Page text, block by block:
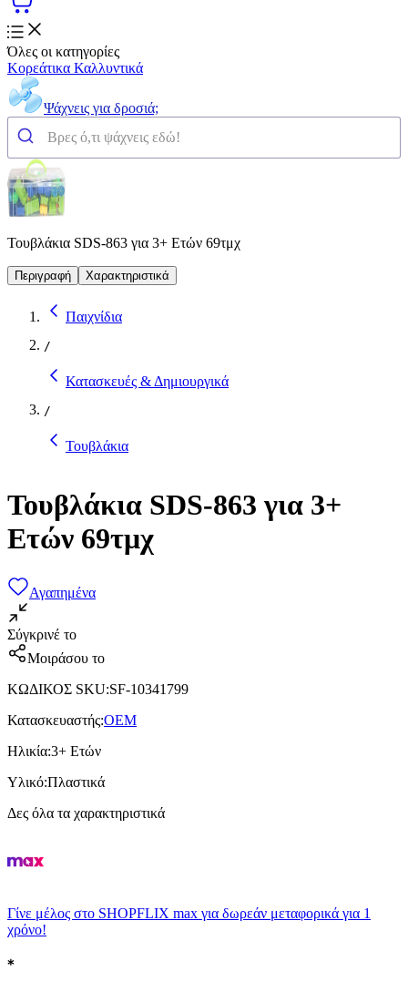
Όλες οι κατηγορίες
Κορεάτικα Καλλυντικά
Ψάχνεις για δροσιά;
Τουβλάκια SDS-863 για 3+ Ετών 69τμχ
Περιγραφή Χαρακτηριστικά
Παιχνίδια
/
Κατασκευές & Δημιουργικά
/
Τουβλάκια
Τουβλάκια SDS-863 για 3+
Ετών 69τμχ
Αγαπημένα
Σύγκρινέ το
Μοιράσου το
ΚΩΔΙΚΟΣ SKU:SF-10341799
Κατασκευαστής:OEM
Ηλικία:3+ Ετών
Υλικό:Πλαστικά
Δες όλα τα χαρακτηριστικά
Γίνε μέλος στο SHOPFLIX max για δωρεάν μεταφορικά για 1
χρόνο!